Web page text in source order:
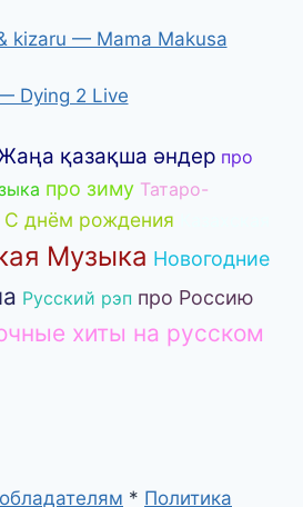
kizaru — Mama Makusa
Dying 2 Live
қазақша әндер про
про зиму Татаро-
С днём рождения
Музыка Новогодние
Русский рэп про Россию
хиты на русском
* Политика